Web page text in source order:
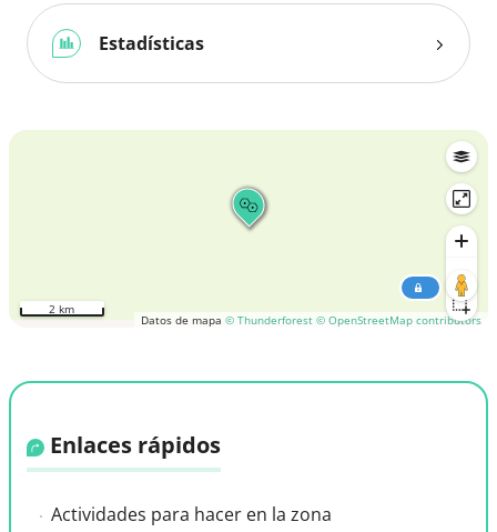
Estadísticas
Datos de mapa © Thunderforest © OpenStreetMap contributors
2 km
Enlaces rápidos
Actividades para hacer en la zona